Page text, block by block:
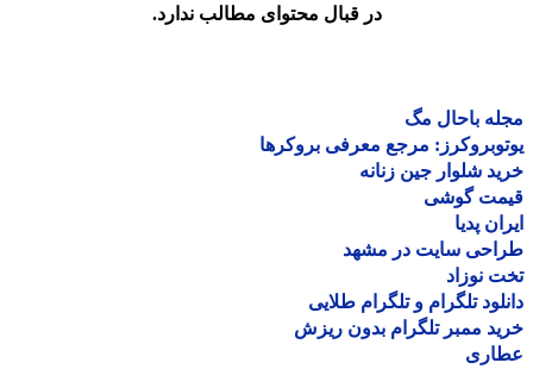
در قبال محتوای مطالب ندارد.
باحال مگ
مرجع معرفی بروکرها
شلوار جین زنانه
گوشی
پدیا
سایت در مشهد
نوزاد
تلگرام و تلگرام طلایی
ممبر تلگرام بدون ریزش